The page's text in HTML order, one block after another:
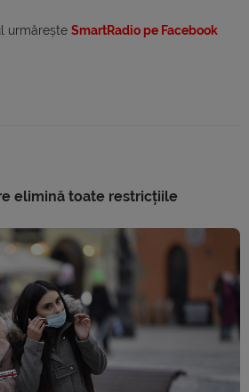
urmărește SmartRadio pe Facebook
elimină toate restricțiile